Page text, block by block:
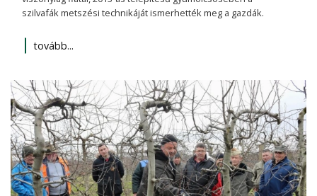
szilvafák metszési technikáját ismerhették meg a gazdák.
tovább...